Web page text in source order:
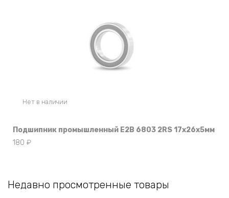
Нет в наличии
Подшипник промышленный E2B 6803 2RS 17x26x5мм
180 ₽
Недавно просмотренные товары